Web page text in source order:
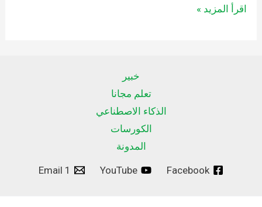
اقرأ المزيد »
خبير
تعلم مجانا
الذكاء الاصطناعي
الكورسات
المدونة
Facebook
YouTube
Email 1